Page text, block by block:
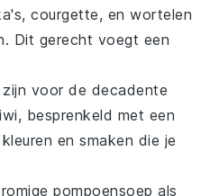
, courgette, en wortelen
. Dit gerecht voegt een
voor de decadente
, besprenkeld met een
en smaken die je
romige pompoensoep als